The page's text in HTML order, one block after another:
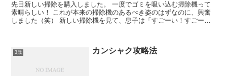
先日新しい掃除を購入しました。 一度でゴミを吸い込む掃除機って
素晴らしい！ これが本来の掃除機のあるべき姿のはずなのに、興奮
しました（笑） 新しい掃除機を見て、息子は「すごーい！すごー
3歳 カンシャク攻略法